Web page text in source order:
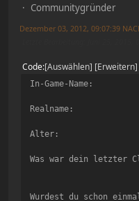
Communitygründer
Dezember 03, 2012, 09:07:39
Code Auswählen Erweitern
In-Game-Name:
Realname:
Alter:
Was war dein letzter
Wurdest du schon